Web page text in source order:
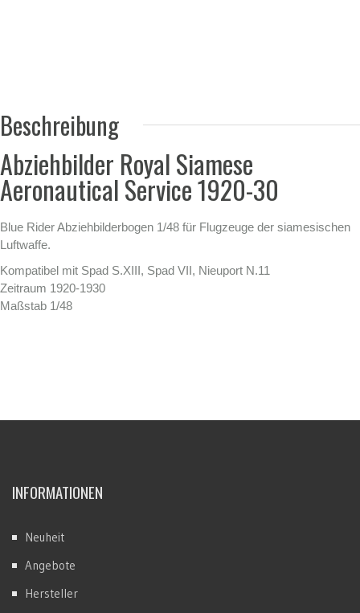
Beschreibung
Abziehbilder Royal Siamese
Aeronautical Service 1920-30
Blue Rider Abziehbilderbogen 1/48 für Flugzeuge der siamesischen
Luftwaffe.
Kompatibel mit Spad S.XIII, Spad VII, Nieuport N.11
Zeitraum 1920-1930
Maßstab 1/48
INFORMATIONEN
Neuheit
Angebote
Hersteller